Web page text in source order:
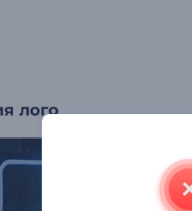
лого